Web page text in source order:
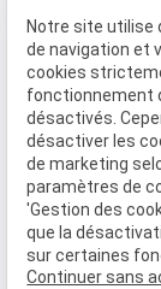
Nous
44 rue de
Montebello
95630 MERIEL
Notre site utilise
de navigation et
cookies
fonctionnement
désactivés.
désactiver les
de marketing
paramètres de
'Gestion des
que la
sur certaines
Continuer sans